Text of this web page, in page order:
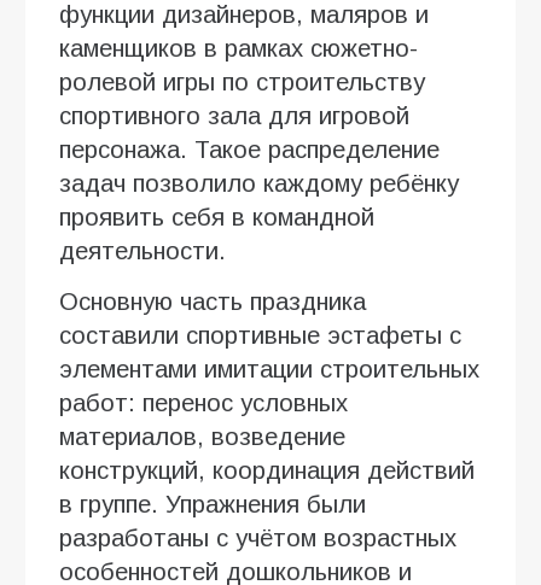
функции дизайнеров, маляров и
каменщиков в рамках сюжетно-
ролевой игры по строительству
спортивного зала для игровой
персонажа. Такое распределение
задач позволило каждому ребёнку
проявить себя в командной
деятельности.
Основную часть праздника
составили спортивные эстафеты с
элементами имитации строительных
работ: перенос условных
материалов, возведение
конструкций, координация действий
в группе. Упражнения были
разработаны с учётом возрастных
особенностей дошкольников и